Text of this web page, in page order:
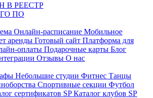
В РЕЕСТР
ПО
Онлайн-расписание Мобильное
аренды Готовый сайт Платформа для
оплаты Подарочные карты Блог
Отзывы О нас
Небольшие студии Фитнес Танцы
Спортивные секции Футбол
сертификатов SPКаталог клубов SP